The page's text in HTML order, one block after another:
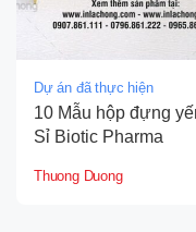
Dự án đã thực hiện
10 Mẫu hộp đựng
Sỉ Biotic Pharma
Thuong Duong